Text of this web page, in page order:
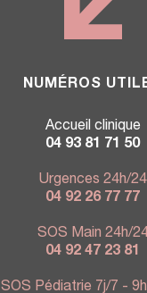
NUMÉROS
Accueil clinique
04 93 81 71 50
Urgences 24h/24
04 92 26 77 77
SOS Main 24h/
04 92 47 23 81
SOS Pédiatrie 7j/7 -